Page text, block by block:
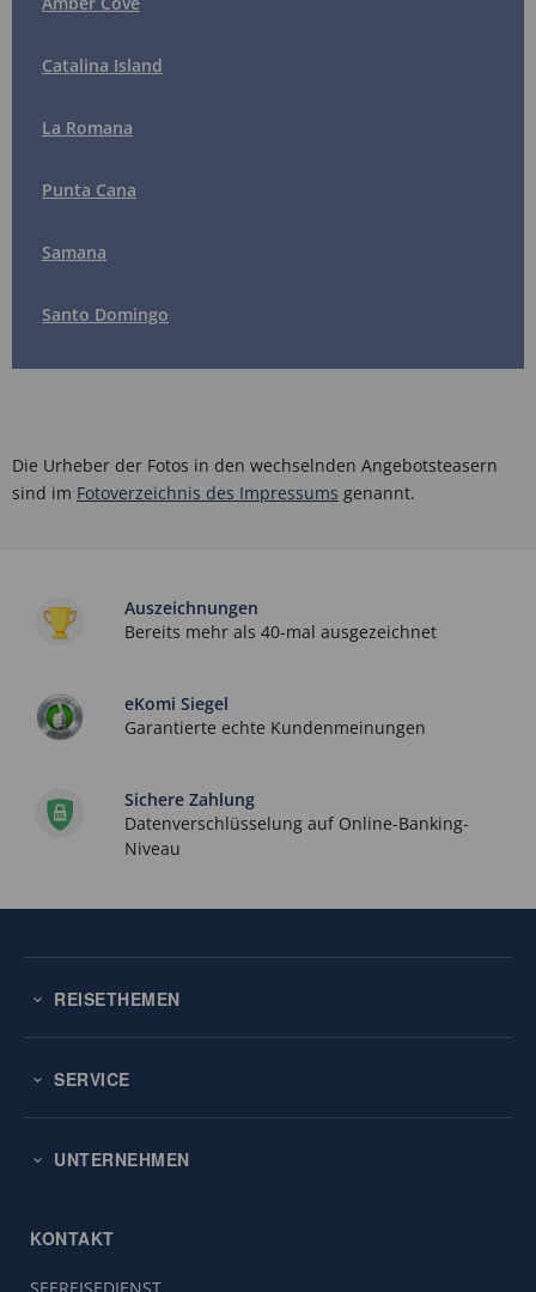
Catalina Island
La Romana
Punta Cana
Samana
Santo Domingo
Die Urheber der Fotos in den wechselnden Angebotsteasern
sind im Fotoverzeichnis des Impressums genannt.
Auszeichnungen
Bereits mehr als 40-mal ausgezeichnet
eKomi Siegel
Garantierte echte Kundenmeinungen
Sichere Zahlung
Datenverschlüsselung auf Online-Banking-
Niveau
REISETHEMEN
SERVICE
UNTERNEHMEN
KONTAKT
SEEREISEDIENST